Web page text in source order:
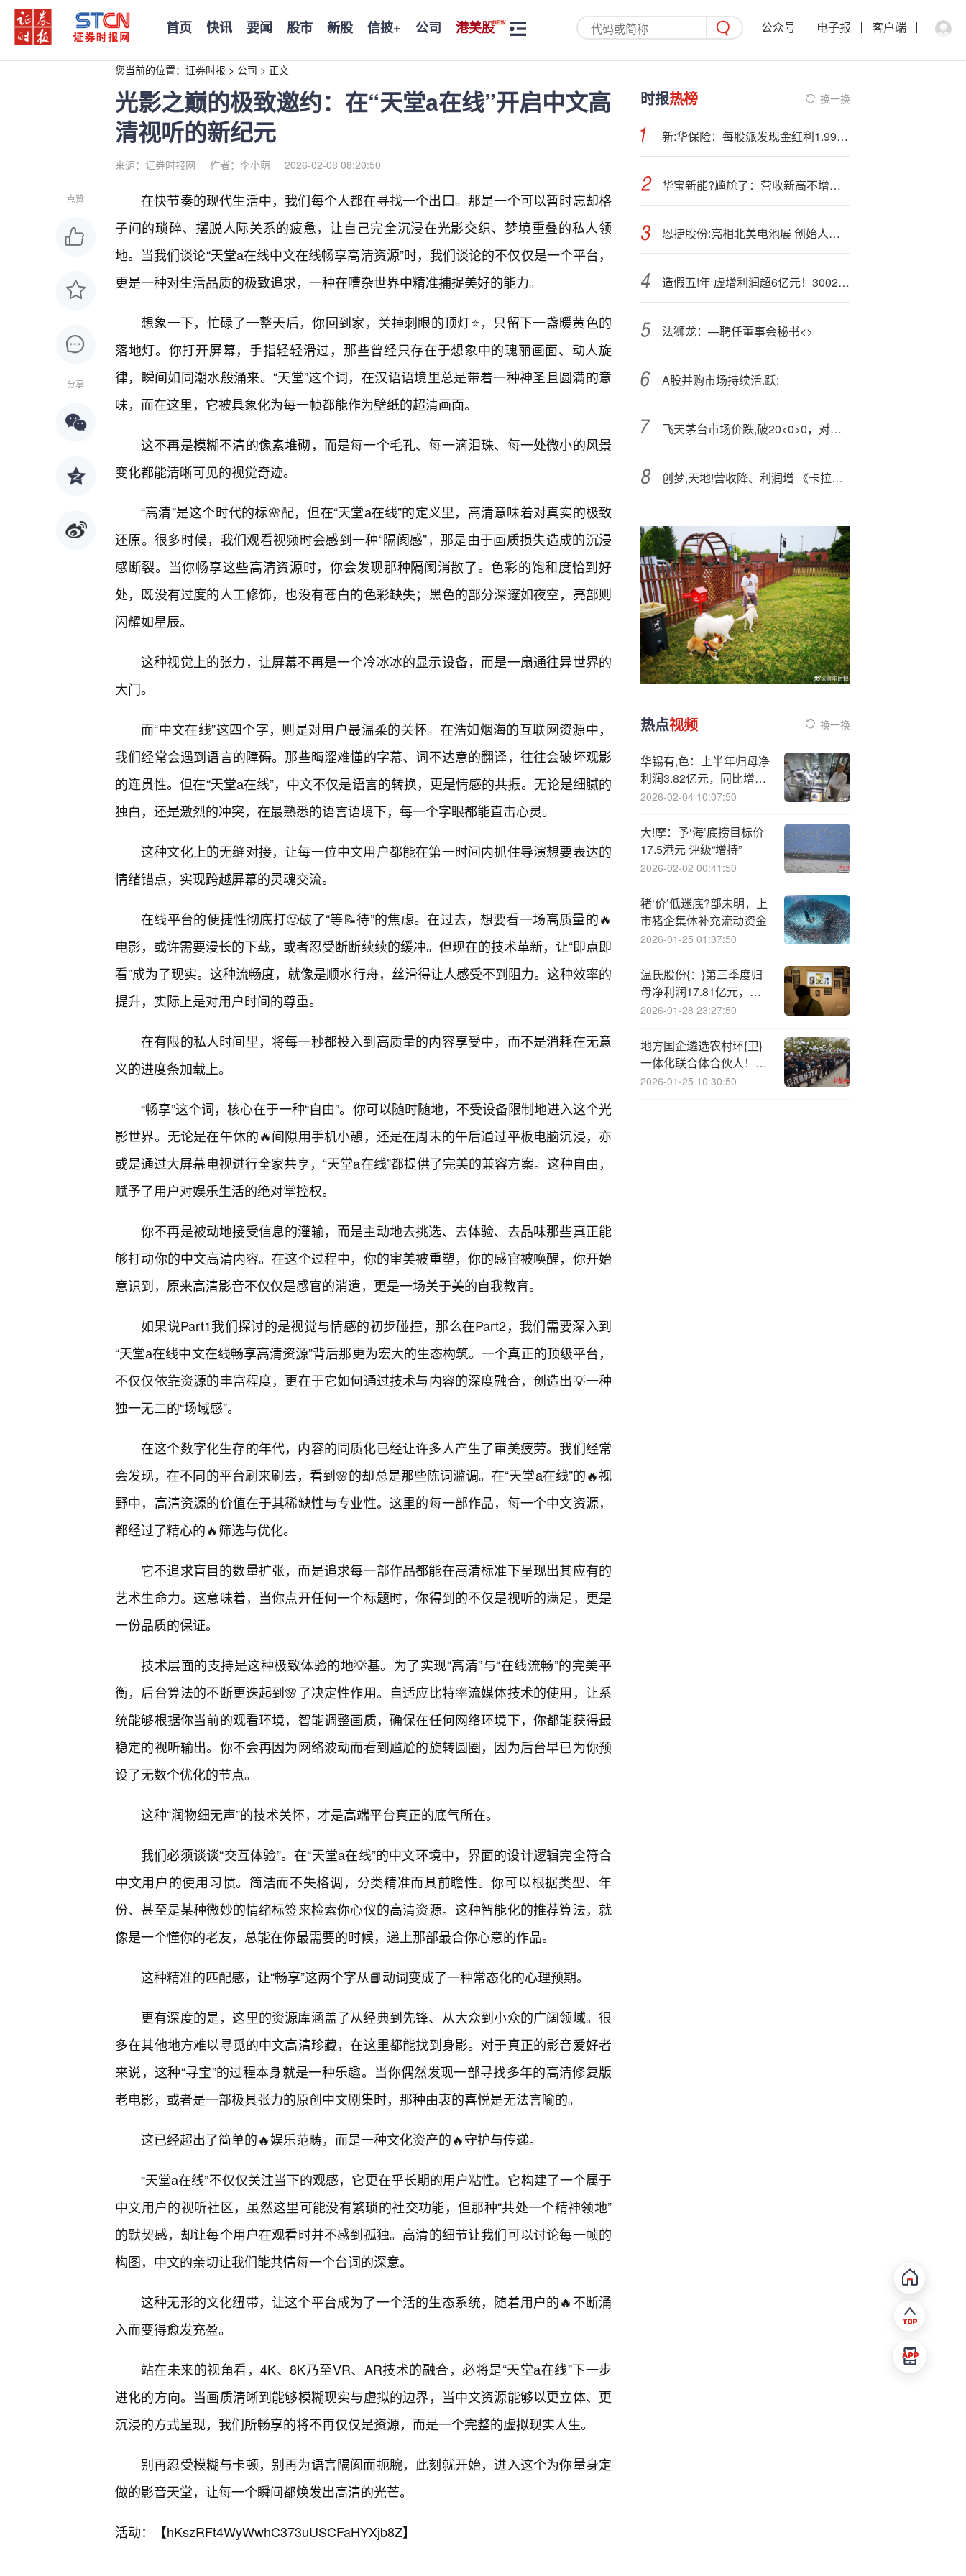
首页 快讯 要闻 股市 新股 信披+ 公司 港美股 公众号 电子报 客户端
您当前的位置： 证券时报 > 公司 > 正文
光影之巅的极致邀约：在“天堂а在线”开启中文高
清视听的新纪元
来源：证券时报网 作者：李小萌 2026-02-08 08:20:50
点赞
分享
在快节奏的现代生活中，我们每个人都在寻找一个出口。那是一个可以暂时忘却格
子间的琐碎、摆脱人际关系的疲惫，让自己完全沉浸在光影交织、梦境重叠的私人领
地。当我们谈论“天堂а在线中文在线畅享高清资源”时，我们谈论的不仅仅是一个平台，
更是一种对生活品质的极致追求，一种在嘈杂世界中精准捕捉美好的能力。
想象一下，忙碌了一整天后，你回到家，关掉刺眼的顶灯⭐，只留下一盏暖黄色的
落地灯。你打开屏幕，手指轻轻滑过，那些曾经只存在于想象中的瑰丽画面、动人旋
律，瞬间如同潮水般涌来。“天堂”这个词，在汉语语境里总是带着一种神圣且圆满的意
味，而在这里，它被具象化为每一帧都能作为壁纸的超清画面。
这不再是模糊不清的像素堆砌，而是每一个毛孔、每一滴泪珠、每一处微小的风景
变化都能清晰可见的视觉奇迹。
“高清”是这个时代的标🌸配，但在“天堂а在线”的定义里，高清意味着对真实的极致
还原。很多时候，我们观看视频时会感到一种“隔阂感”，那是由于画质损失造成的沉浸
感断裂。当你畅享这些高清资源时，你会发现那种隔阂消散了。色彩的饱和度恰到好
处，既没有过度的人工修饰，也没有苍白的色彩缺失；黑色的部分深邃如夜空，亮部则
闪耀如星辰。
这种视觉上的张力，让屏幕不再是一个冷冰冰的显示设备，而是一扇通往异世界的
大门。
而“中文在线”这四个字，则是对用户最温柔的关怀。在浩如烟海的互联网资源中，
我们经常会遇到语言的障碍。那些晦涩难懂的字幕、词不达意的翻译，往往会破坏观影
的连贯性。但在“天堂а在线”，中文不仅是语言的转换，更是情感的共振。无论是细腻的
独白，还是激烈的冲突，在最熟悉的语言语境下，每一个字眼都能直击心灵。
这种文化上的无缝对接，让每一位中文用户都能在第一时间内抓住导演想要表达的
情绪锚点，实现跨越屏幕的灵魂交流。
在线平台的便捷性彻底打🙂破了“等📝待”的焦虑。在过去，想要看一场高质量的🔥
电影，或许需要漫长的下载，或者忍受断断续续的缓冲。但现在的技术革新，让“即点即
看”成为了现实。这种流畅度，就像是顺水行舟，丝滑得让人感受不到阻力。这种效率的
提升，实际上是对用户时间的尊重。
在有限的私人时间里，将每一秒都投入到高质量的内容享受中，而不是消耗在无意
义的进度条加载上。
“畅享”这个词，核心在于一种“自由”。你可以随时随地，不受设备限制地进入这个光
影世界。无论是在午休的🔥间隙用手机小憩，还是在周末的午后通过平板电脑沉浸，亦
或是通过大屏幕电视进行全家共享，“天堂а在线”都提供了完美的兼容方案。这种自由，
赋予了用户对娱乐生活的绝对掌控权。
你不再是被动地接受信息的灌输，而是主动地去挑选、去体验、去品味那些真正能
够打动你的中文高清内容。在这个过程中，你的审美被重塑，你的感官被唤醒，你开始
意识到，原来高清影音不仅仅是感官的消遣，更是一场关于美的自我教育。
如果说Part1我们探讨的是视觉与情感的初步碰撞，那么在Part2，我们需要深入到
“天堂а在线中文在线畅享高清资源”背后那更为宏大的生态构筑。一个真正的顶级平台，
不仅仅依靠资源的丰富程度，更在于它如何通过技术与内容的深度融合，创造出💡一种
独一无二的“场域感”。
在这个数字化生存的年代，内容的同质化已经让许多人产生了审美疲劳。我们经常
会发现，在不同的平台刷来刷去，看到🌸的却总是那些陈词滥调。在“天堂а在线”的🔥视
野中，高清资源的价值在于其稀缺性与专业性。这里的每一部作品，每一个中文资源，
都经过了精心的🔥筛选与优化。
它不追求盲目的数量扩张，而是追求每一部作品都能在高清标准下呈现出其应有的
艺术生命力。这意味着，当你点开任何一个标题时，你得到的不仅是视听的满足，更是
一份品质的保证。
技术层面的支持是这种极致体验的地💡基。为了实现“高清”与“在线流畅”的完美平
衡，后台算法的不断更迭起到🌸了决定性作用。自适应比特率流媒体技术的使用，让系
统能够根据你当前的观看环境，智能调整画质，确保在任何网络环境下，你都能获得最
稳定的视听输出。你不会再因为网络波动而看到尴尬的旋转圆圈，因为后台早已为你预
设了无数个优化的节点。
这种“润物细无声”的技术关怀，才是高端平台真正的底气所在。
我们必须谈谈“交互体验”。在“天堂а在线”的中文环境中，界面的设计逻辑完全符合
中文用户的使用习惯。简洁而不失格调，分类精准而具前瞻性。你可以根据类型、年
份、甚至是某种微妙的情绪标签来检索你心仪的高清资源。这种智能化的推荐算法，就
像是一个懂你的老友，总能在你最需要的时候，递上那部最合你心意的作品。
这种精准的匹配感，让“畅享”这两个字从📘动词变成了一种常态化的心理预期。
更有深度的是，这里的资源库涵盖了从经典到先锋、从大众到小众的广阔领域。很
多在其他地方难以寻觅的中文高清珍藏，在这里都能找到身影。对于真正的影音爱好者
来说，这种“寻宝”的过程本身就是一种乐趣。当你偶然发现一部寻找多年的高清修复版
老电影，或者是一部极具张力的原创中文剧集时，那种由衷的喜悦是无法言喻的。
这已经超出了简单的🔥娱乐范畴，而是一种文化资产的🔥守护与传递。
“天堂а在线”不仅仅关注当下的观感，它更在乎长期的用户粘性。它构建了一个属于
中文用户的视听社区，虽然这里可能没有繁琐的社交功能，但那种“共处一个精神领地”
的默契感，却让每个用户在观看时并不感到孤独。高清的细节让我们可以讨论每一帧的
构图，中文的亲切让我们能共情每一个台词的深意。
这种无形的文化纽带，让这个平台成为了一个活的生态系统，随着用户的🔥不断涌
入而变得愈发充盈。
站在未来的视角看，4K、8K乃至VR、AR技术的融合，必将是“天堂а在线”下一步
进化的方向。当画质清晰到能够模糊现实与虚拟的边界，当中文资源能够以更立体、更
沉浸的方式呈现，我们所畅享的将不再仅仅是资源，而是一个完整的虚拟现实人生。
别再忍受模糊与卡顿，别再为语言隔阂而扼腕，此刻就开始，进入这个为你量身定
做的影音天堂，让每一个瞬间都焕发出高清的光芒。
活动：【hKszRFt4WyWwhC373uUSCFaHYXjb8Z】
时报热榜 换一换
新:华保险：每股派发现金红利1.99元，总计分红62.08亿元
华宝新能?尴尬了：营收新高不增利！近半超募用于理财！解禁压力剧增！股价严重破发！
恩捷股份:亮相北美电池展 创始人、董事长李晓明技术战略引关注
造假五!年 虚增利润超6亿元！300237将被ST
法狮龙：—聘任董事会秘书<>
A股并购市场持续活.跃:
飞天茅台市场价跌,破20<0>0，对贵州茅台的业绩有多大影响？
创梦,天地!营收降、利润增 《卡拉彼丘》能否承载转型希望？
热点视频 换一换
华锡有,色：上半年归母净
利润3.82亿元，同比增长
9.49%
2026-02-04 10:07:50
大!摩：予‘海’底捞目标价
17.5港元 评级“增持”
2026-02-02 00:41:50
猪‘价’低迷底?部未明，上
市猪企集体补充流动资金
2026-01-25 01:37:50
温氏股份{：}第三季度归
母净利润17.81亿元，同
比下降65.02%
2026-01-28 23:27:50
地方国企遴选农村环{卫}
一体化联合体合伙人！侨
银、劲旅等企业入选
2026-01-25 10:30:50